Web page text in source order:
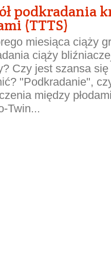
podkradania
(TTTS)
miesiąca ciąży
ciąży
Czy jest szansa
"Podkradanie",
między
Twin...